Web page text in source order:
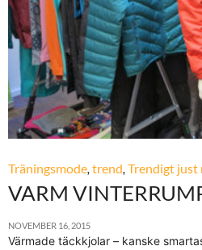
Träningsmode,trend,Trendigt just
VARM
NOVEMBER 16, 2015
Värmade täckkjolar – kanske